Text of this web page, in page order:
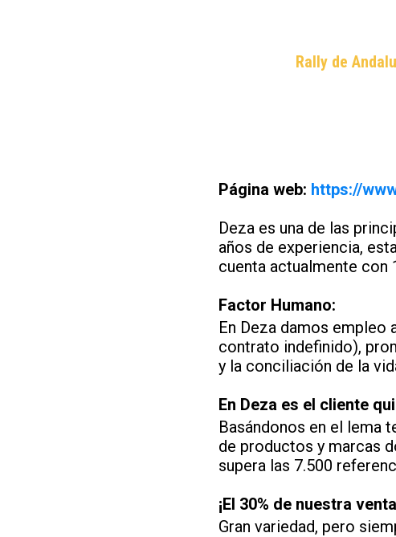
Rally de
Página web: https://
Deza es una de las
años de experiencia,
cuenta actualmente con
Factor Humano:
En Deza damos empleo
contrato indefinido),
y la conciliación de la
En Deza es el cliente
Basándonos en el lema
de productos y marcas
supera las 7.500
¡El 30% de nuestra
Gran variedad, pero